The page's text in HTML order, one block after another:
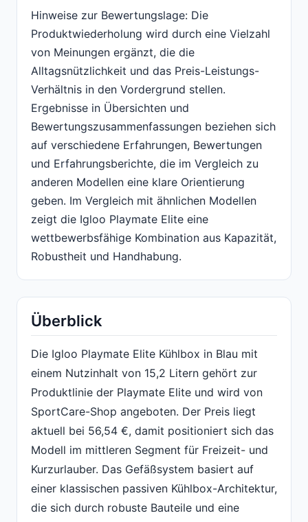
Hinweise zur Bewertungslage: Die
Produktwiederholung wird durch eine Vielzahl
von Meinungen ergänzt, die die
Alltagsnützlichkeit und das Preis-Leistungs-
Verhältnis in den Vordergrund stellen.
Ergebnisse in Übersichten und
Bewertungszusammenfassungen beziehen sich
auf verschiedene Erfahrungen, Bewertungen
und Erfahrungsberichte, die im Vergleich zu
anderen Modellen eine klare Orientierung
geben. Im Vergleich mit ähnlichen Modellen
zeigt die Igloo Playmate Elite eine
wettbewerbsfähige Kombination aus Kapazität,
Robustheit und Handhabung.
Überblick
Die Igloo Playmate Elite Kühlbox in Blau mit
einem Nutzinhalt von 15,2 Litern gehört zur
Produktlinie der Playmate Elite und wird von
SportCare-Shop angeboten. Der Preis liegt
aktuell bei 56,54 €, damit positioniert sich das
Modell im mittleren Segment für Freizeit- und
Kurzurlauber. Das Gefäßsystem basiert auf
einer klassischen passiven Kühlbox-Architektur,
die sich durch robuste Bauteile und eine